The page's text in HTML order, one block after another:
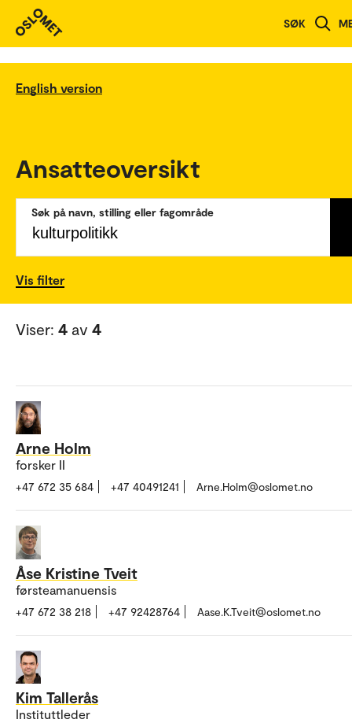
SØK
English version
Ansatteoversikt
Søk på navn, stilling eller fagområde
Vis filter
Viser: 4 av 4
Arne Holm
forsker II
+47 672 35 684 +47 40491241 Arne.Holm@oslomet.no
Åse Kristine Tveit
førsteamanuensis
+47 672 38 218 +47 92428764 Aase.K.Tveit@oslomet.no
Kim Tallerås
Instituttleder